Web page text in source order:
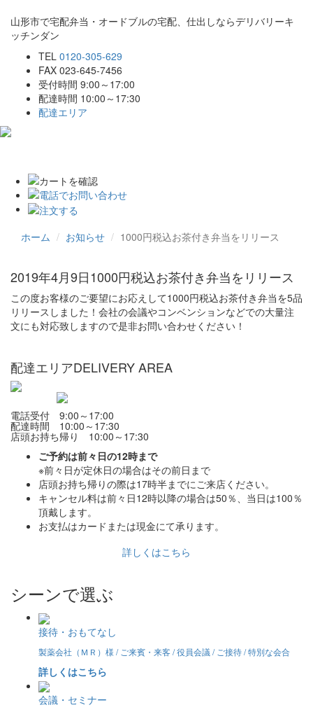
山形市で宅配弁当・オードブルの宅配、仕出しならデリバリーキ
ッチンダン
TEL 0120-305-629
FAX 023-645-7456
受付時間 9:00～17:00
配達時間 10:00～17:30
配達エリア
ホーム お知らせ 1000円税込お茶付き弁当をリリース
2019年4月9日1000円税込お茶付き弁当をリリース
この度お客様のご要望にお応えして1000円税込お茶付き弁当を5品
リリースしました！会社の会議やコンベンションなどでの大量注
文にも対応致しますので是非お問い合わせください！
配達エリアDELIVERY AREA
電話受付 9:00～17:00
配達時間 10:00～17:30
店頭お持ち帰り 10:00～17:30
ご予約は前々日の12時まで
※前々日が定休日の場合はその前日まで
店頭お持ち帰りの際は17時半までにご来店ください。
キャンセル料は前々日12時以降の場合は50％、当日は100％
頂戴します。
お支払はカードまたは現金にて承ります。
詳しくはこちら
シーンで選ぶ
接待・おもてなし
製薬会社（ＭＲ）様 / ご来賓・来客 / 役員会議 / ご接待 / 特別な会合
詳しくはこちら
会議・セミナー